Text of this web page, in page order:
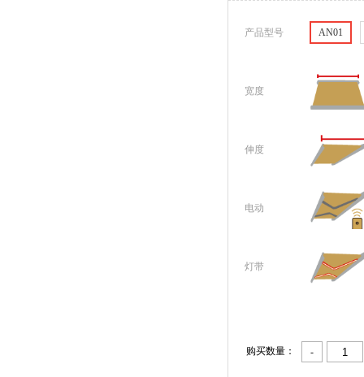
产品型号 AN01
宽度
伸度
电动
灯带
购买数量： -